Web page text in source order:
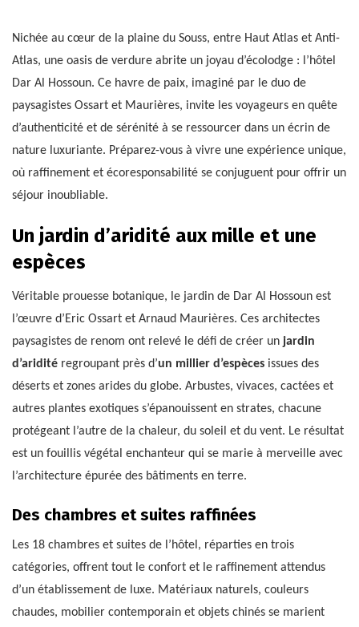
Nichée au cœur de la plaine du Souss, entre Haut Atlas et Anti-
Atlas, une oasis de verdure abrite un joyau d’écolodge : l’hôtel
Dar Al Hossoun. Ce havre de paix, imaginé par le duo de
paysagistes Ossart et Maurières, invite les voyageurs en quête
d’authenticité et de sérénité à se ressourcer dans un écrin de
nature luxuriante. Préparez-vous à vivre une expérience unique,
où raffinement et écoresponsabilité se conjuguent pour offrir un
séjour inoubliable.
Un jardin d’aridité aux mille et une
espèces
Véritable prouesse botanique, le jardin de Dar Al Hossoun est
l’œuvre d’Eric Ossart et Arnaud Maurières. Ces architectes
paysagistes de renom ont relevé le défi de créer un jardin
d’aridité regroupant près d’un millier d’espèces issues des
déserts et zones arides du globe. Arbustes, vivaces, cactées et
autres plantes exotiques s’épanouissent en strates, chacune
protégeant l’autre de la chaleur, du soleil et du vent. Le résultat
est un fouillis végétal enchanteur qui se marie à merveille avec
l’architecture épurée des bâtiments en terre.
Des chambres et suites raffinées
Les 18 chambres et suites de l’hôtel, réparties en trois
catégories, offrent tout le confort et le raffinement attendus
d’un établissement de luxe. Matériaux naturels, couleurs
chaudes, mobilier contemporain et objets chinés se marient